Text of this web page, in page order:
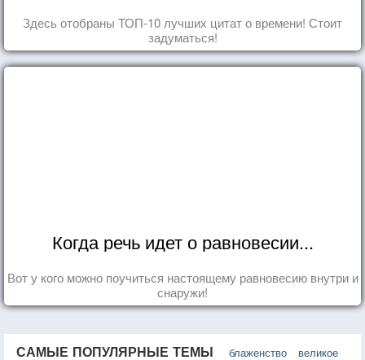
Здесь отобраны ТОП-10 лучших цитат о времени! Стоит
задуматься!
Когда речь идет о равновесии...
Вот у кого можно поучиться настоящему равновесию внутри и
снаружи!
САМЫЕ ПОПУЛЯРНЫЕ ТЕМЫ блаженство
великое